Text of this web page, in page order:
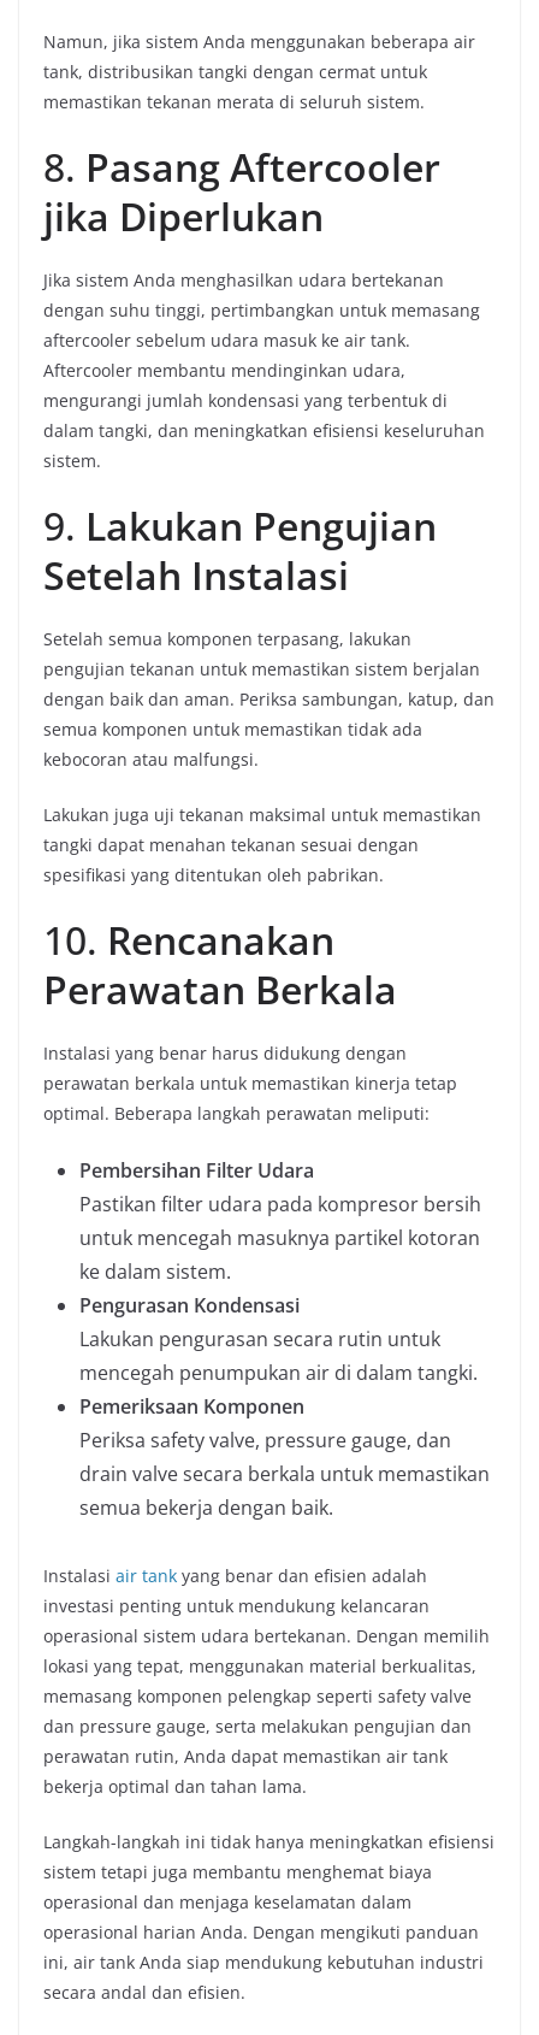
Namun, jika sistem Anda menggunakan beberapa air
tank, distribusikan tangki dengan cermat untuk
memastikan tekanan merata di seluruh sistem.
8. Pasang Aftercooler
jika Diperlukan
Jika sistem Anda menghasilkan udara bertekanan
dengan suhu tinggi, pertimbangkan untuk memasang
aftercooler sebelum udara masuk ke air tank.
Aftercooler membantu mendinginkan udara,
mengurangi jumlah kondensasi yang terbentuk di
dalam tangki, dan meningkatkan efisiensi keseluruhan
sistem.
9. Lakukan Pengujian
Setelah Instalasi
Setelah semua komponen terpasang, lakukan
pengujian tekanan untuk memastikan sistem berjalan
dengan baik dan aman. Periksa sambungan, katup, dan
semua komponen untuk memastikan tidak ada
kebocoran atau malfungsi.
Lakukan juga uji tekanan maksimal untuk memastikan
tangki dapat menahan tekanan sesuai dengan
spesifikasi yang ditentukan oleh pabrikan.
10. Rencanakan
Perawatan Berkala
Instalasi yang benar harus didukung dengan
perawatan berkala untuk memastikan kinerja tetap
optimal. Beberapa langkah perawatan meliputi:
Pembersihan Filter Udara
Pastikan filter udara pada kompresor bersih
untuk mencegah masuknya partikel kotoran
ke dalam sistem.
Pengurasan Kondensasi
Lakukan pengurasan secara rutin untuk
mencegah penumpukan air di dalam tangki.
Pemeriksaan Komponen
Periksa safety valve, pressure gauge, dan
drain valve secara berkala untuk memastikan
semua bekerja dengan baik.
Instalasi air tank yang benar dan efisien adalah
investasi penting untuk mendukung kelancaran
operasional sistem udara bertekanan. Dengan memilih
lokasi yang tepat, menggunakan material berkualitas,
memasang komponen pelengkap seperti safety valve
dan pressure gauge, serta melakukan pengujian dan
perawatan rutin, Anda dapat memastikan air tank
bekerja optimal dan tahan lama.
Langkah-langkah ini tidak hanya meningkatkan efisiensi
sistem tetapi juga membantu menghemat biaya
operasional dan menjaga keselamatan dalam
operasional harian Anda. Dengan mengikuti panduan
ini, air tank Anda siap mendukung kebutuhan industri
secara andal dan efisien.